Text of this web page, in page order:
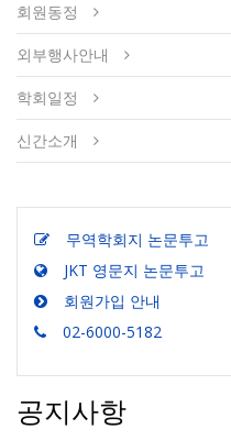
회원동정
외부행사안내
학회일정
신간소개
무역학회지 논문투고
JKT 영문지 논문투고
회원가입 안내
02-6000-5182
공지사항